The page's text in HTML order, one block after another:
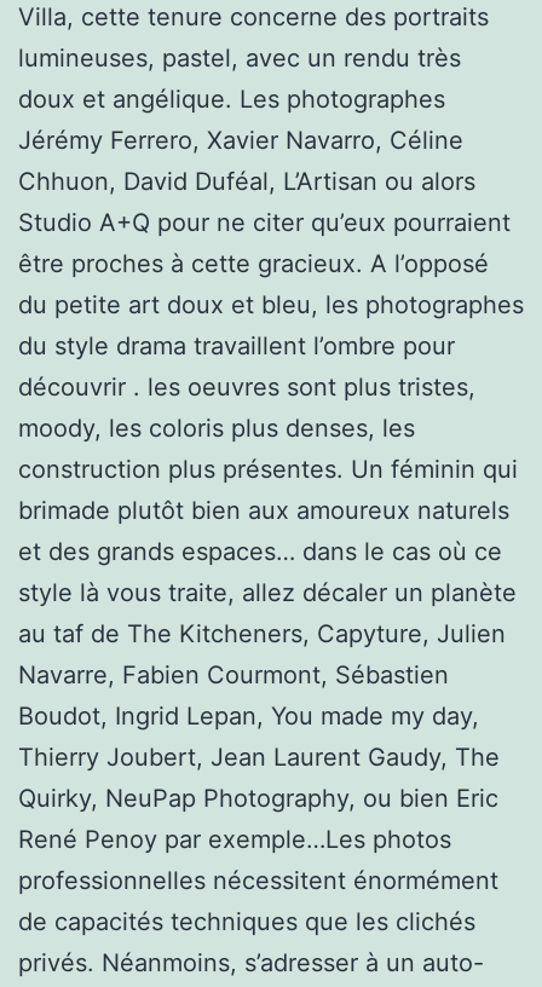
Villa, cette tenure concerne des portraits
lumineuses, pastel, avec un rendu très
doux et angélique. Les photographes
Jérémy Ferrero, Xavier Navarro, Céline
Chhuon, David Duféal, L’Artisan ou alors
Studio A+Q pour ne citer qu’eux pourraient
être proches à cette gracieux. A l’opposé
du petite art doux et bleu, les photographes
du style drama travaillent l’ombre pour
découvrir . les oeuvres sont plus tristes,
moody, les coloris plus denses, les
construction plus présentes. Un féminin qui
brimade plutôt bien aux amoureux naturels
et des grands espaces… dans le cas où ce
style là vous traite, allez décaler un planète
au taf de The Kitcheners, Capyture, Julien
Navarre, Fabien Courmont, Sébastien
Boudot, Ingrid Lepan, You made my day,
Thierry Joubert, Jean Laurent Gaudy, The
Quirky, NeuPap Photography, ou bien Eric
René Penoy par exemple…Les photos
professionnelles nécessitent énormément
de capacités techniques que les clichés
privés. Néanmoins, s’adresser à un auto-